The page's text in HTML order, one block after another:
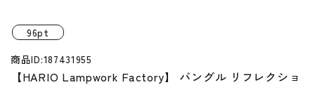
96pt
商品ID:187431955
【HARIO Lampwork Factory】 バングル リフレクショ